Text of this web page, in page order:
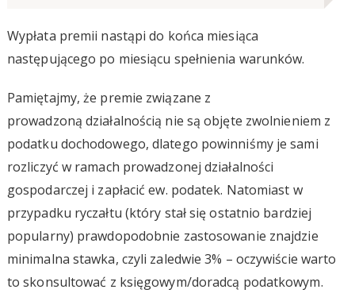
Wypłata premii nastąpi do końca miesiąca
następującego po miesiącu spełnienia warunków.
Pamiętajmy, że premie związane z
prowadzoną działalnością nie są objęte zwolnieniem z
podatku dochodowego, dlatego powinniśmy je sami
rozliczyć w ramach prowadzonej działalności
gospodarczej i zapłacić ew. podatek. Natomiast w
przypadku ryczałtu (który stał się ostatnio bardziej
popularny) prawdopodobnie zastosowanie znajdzie
minimalna stawka, czyli zaledwie 3% – oczywiście warto
to skonsultować z księgowym/doradcą podatkowym.